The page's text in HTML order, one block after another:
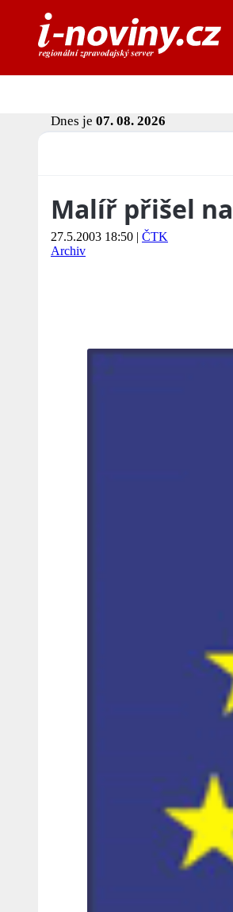
Dnes je 07. 08. 2026
Malíř přišel
27.5.2003 18:50 | ČTK
Archiv